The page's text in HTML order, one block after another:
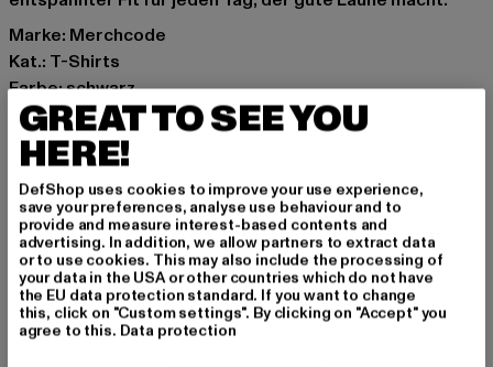
Marke: Merchcode
Kat.: T-Shirts
Farbe: schwarz
Hersteller Farbe: black
Materialzusammensetzung: 100% Baumwolle
Art.Nr: MP0009281-00007
Hersteller: TB International GmbH |info@tbint.de
Dr.-Robert-Murjahn-Straße 7 | 64372 Ober-Ramstadt |
DE
GRÖSSE & PASSFORM
GREAT TO SEE YOU
HERE!
DefShop uses cookies to improve your use experience,
save your preferences, analyse use behaviour and to
provide and measure interest-based contents and
advertising. In addition, we allow partners to extract data
or to use cookies. This may also include the processing of
your data in the USA or other countries which do not have
the EU data protection standard. If you want to change
this, click on "Custom settings". By clicking on "Accept" you
agree to this. Data protection